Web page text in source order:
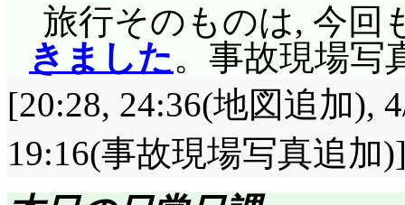
旅行そのものは, 今
きました。事故現場写
[20:28, 24:36(地図追加),
19:16(事故現場写真追加